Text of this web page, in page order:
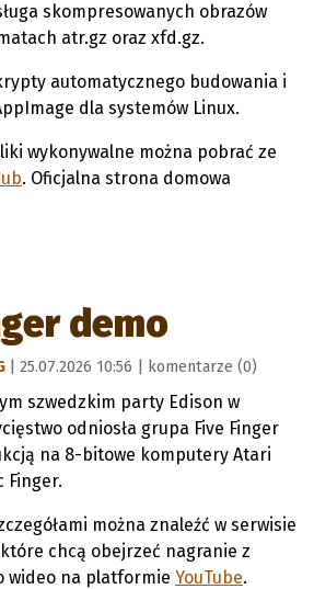
skompresowanych obrazów
atr.gz oraz xfd.gz.
automatycznego budowania i
dla systemów Linux.
wykonywalne można pobrać ze
. Oficjalna strona domowa
demo
| 25.07.2026 10:56 | komentarze (0)
szwedzkim party Edison w
odniosła grupa Five Finger
na 8-bitowe komputery Atari
Finger.
można znaleźć w serwisie
chcą obejrzeć nagranie z
wideo na platformie YouTube.